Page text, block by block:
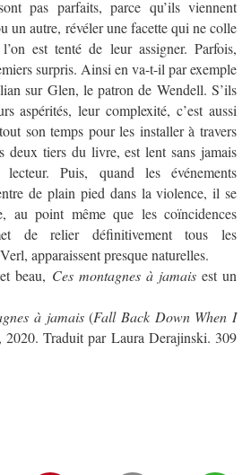
pas parfaits, parce qu’ils viennent
un autre, révéler une facette qui ne colle
est tenté de leur assigner. Parfois,
surpris. Ainsi en va-t-il par exemple
sur Glen, le patron de Wendell. S’ils
aspérités, leur complexité, c’est aussi
son temps pour les installer à travers
deux tiers du livre, est lent sans jamais
Puis, quand les événements
de plain pied dans la violence, il se
au point même que les coïncidences
de relier définitivement tous les
apparaissent presque naturelles.
beau, Ces montagnes à jamaisest un
à jamais(Fall Back Down When I
2020. Traduit par Laura Derajinski. 309